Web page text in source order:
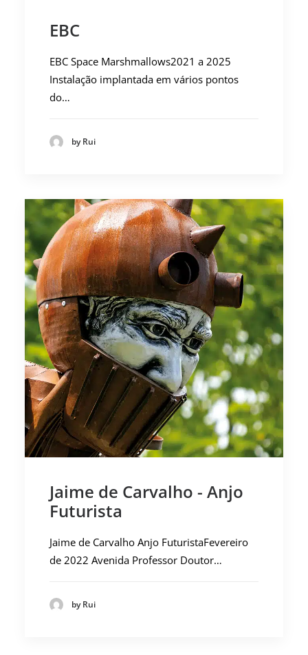
EBC
EBC Space Marshmallows2021 a 2025
Instalação implantada em vários pontos
do…
by Rui
Jaime de Carvalho - Anjo
Futurista
Jaime de Carvalho Anjo FuturistaFevereiro
de 2022 Avenida Professor Doutor…
by Rui